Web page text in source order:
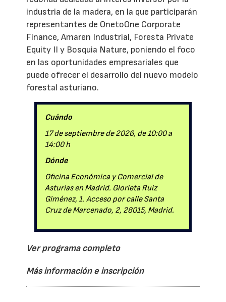
industria de la madera, en la que participarán
representantes de OnetoOne Corporate
Finance, Amaren Industrial, Foresta Private
Equity II y Bosquia Nature, poniendo el foco
en las oportunidades empresariales que
puede ofrecer el desarrollo del nuevo modelo
forestal asturiano.
Cuándo
17 de septiembre de 2026, de 10:00 a
14:00 h
Dónde
Oficina Económica y Comercial de
Asturias en Madrid. Glorieta Ruiz
Giménez, 1. Acceso por calle Santa
Cruz de Marcenado, 2, 28015, Madrid.
Ver programa completo
Más información e inscripción